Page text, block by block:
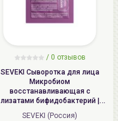
/ 0 отзывов
SEVEKI Сыворотка для лица
Микробиом
восстанавливающая с
лизатами бифидобактерий |
3.5мл | Probiotic Face Serum
SEVEKI (Россия)